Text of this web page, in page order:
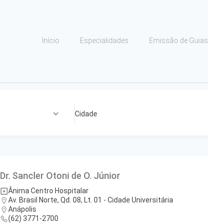
Início Especialidades Emissão de Guias
Cidade
Dr. Sancler Otoni de O. Júnior
Ânima Centro Hospitalar
Av. Brasil Norte, Qd. 08, Lt. 01 - Cidade Universitária
Anápolis
(62) 3771-2700